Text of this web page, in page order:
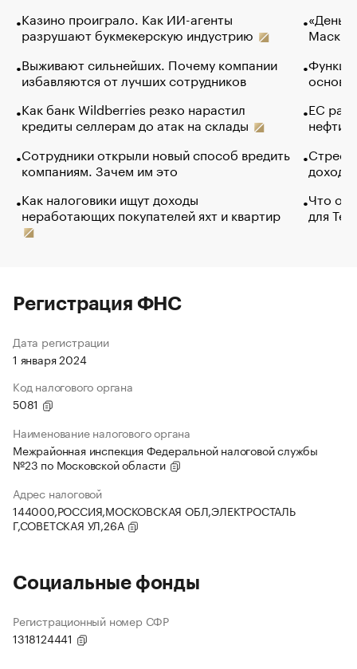
Казино проиграло. Как ИИ-агенты
разрушают букмекерскую индустрию
Выживают сильнейших. Почему компании
избавляются от лучших сотрудников
Как банк Wildberries резко нарастил
кредиты селлерам до атак на склады
Сотрудники открыли новый способ вредить
компаниям. Зачем им это
Как налоговики ищут доходы
неработающих покупателей яхт и квартир
Маск в
основ
ЕС
нефти
Что
для
Регистрация ФНС
Дата регистрации
1 января 2024
Код налогового органа
5081
Наименование налогового органа
Межрайонная инспекция Федеральной налоговой службы
№23 по Московской области
Адрес налоговой
144000,РОССИЯ,МОСКОВСКАЯ ОБЛ,ЭЛЕКТРОСТАЛЬ
Г,СОВЕТСКАЯ УЛ,26А
Социальные фонды
Регистрационный номер СФР
1318124441